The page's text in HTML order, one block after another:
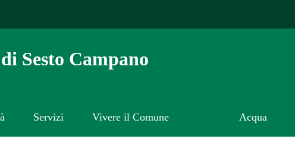
Sesto Campano
Servizi Vivere il Comune Acqua